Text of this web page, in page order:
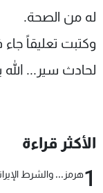
له من الصحة.
وكتبت تعليقاً
لحادث سير...
الأكثر قراءة
1هرمز... والشرط